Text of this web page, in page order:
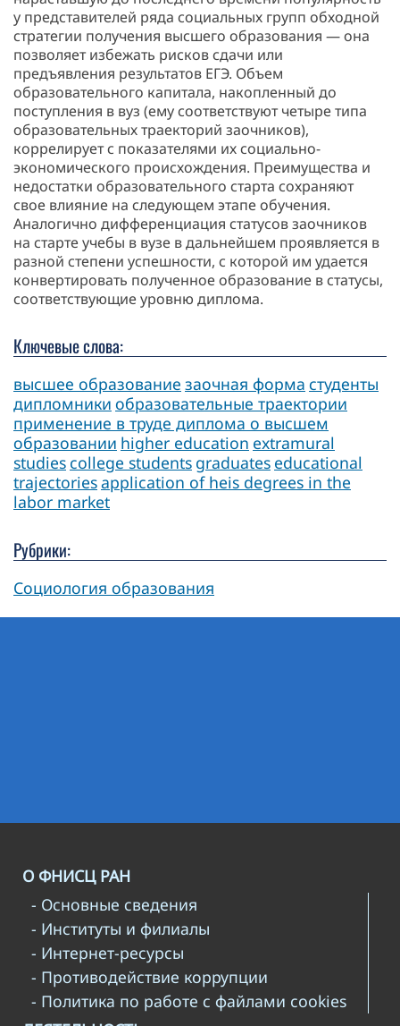
у представителей ряда социальных групп обходной
стратегии получения высшего образования — она
позволяет избежать рисков сдачи или
предъявления результатов ЕГЭ. Объем
образовательного капитала, накопленный до
поступления в вуз (ему соответствуют четыре типа
образовательных траекторий заочников),
коррелирует с показателями их социально-
экономического происхождения. Преимущества и
недостатки образовательного старта сохраняют
свое влияние на следующем этапе обучения.
Аналогично дифференциация статусов заочников
на старте учебы в вузе в дальнейшем проявляется в
разной степени успешности, с которой им удается
конвертировать полученное образование в статусы,
соответствующие уровню диплома.
Ключевые слова:
высшее образование заочная форма студенты
дипломники образовательные траектории
применение в труде диплома о высшем
образовании higher education extramural
studies college students graduates educational
trajectoriesapplication of heis degrees in the
labor market
Рубрики:
Социология образования
О ФНИСЦ РАН
- Основные сведения
- Институты и филиалы
- Интернет-ресурсы
- Противодействие коррупции
- Политика по работе с файлами cookies